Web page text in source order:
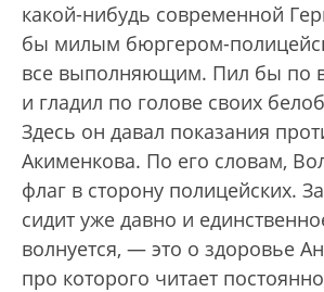
какой-нибудь современной
бы милым бюргером-
все выполняющим. Пил бы по
и гладил по голове своих
Здесь он давал показания
Акименкова. По его словам,
флаг в сторону полицейских.
сидит уже давно и
волнуется, — это о здоровье
про которого читает